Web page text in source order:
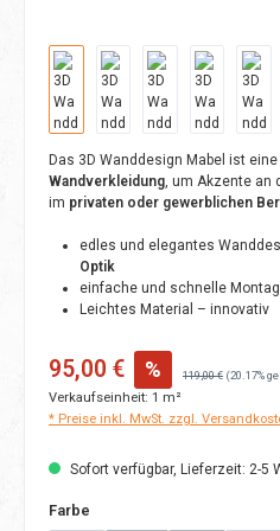
Das 3D Wanddesign Mabel ist eine
Wandverkleidung, um Akzente an
im privaten oder gewerblichen
edles und elegantes
Optik
einfache und schnelle
Leichtes Material – innovativ
Verkaufspreis:
95,00 € % Regulärer Preis:
119,00 € (20.17%
Verkaufseinheit: 1 m²
* Preise inkl. MwSt. zzgl.
Sofort verfügbar, Lieferzeit: 2-5
Farbe